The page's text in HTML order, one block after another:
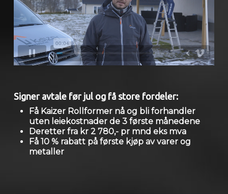
Signer avtale før jul og få store fordeler:
Få Kaizer Rollformer nå og bli forhandler
uten leiekostnader de 3 første månedene
Deretter fra kr 2 780,- pr mnd eks mva
Få 10 % rabatt på første kjøp av varer og
metaller